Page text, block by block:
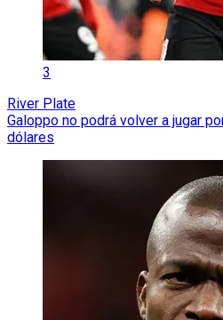
3
River Plate
Galoppo no podrá volver a jugar
dólares